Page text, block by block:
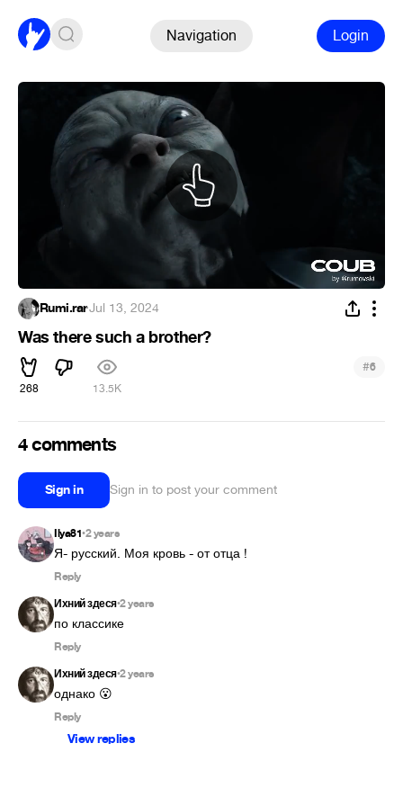
Navigation Login
Rumi.rar·Jul 13, 2024
Was there such a brother?
268 13.5K
#6
4 comments
Sign in Sign in to post your comment
Ilya81•2 years
Я- русский. Моя кровь - от отца !
Reply
Ихний здеся•2 years
по классике
Reply
Ихний здеся•2 years
однако 😮
Reply
View replies